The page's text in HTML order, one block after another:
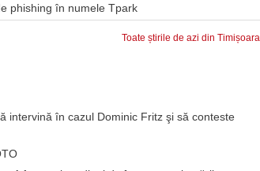
phishing în numele Tpark
Toate știrile de azi din Timișoara
intervină în cazul Dominic Fritz şi să conteste